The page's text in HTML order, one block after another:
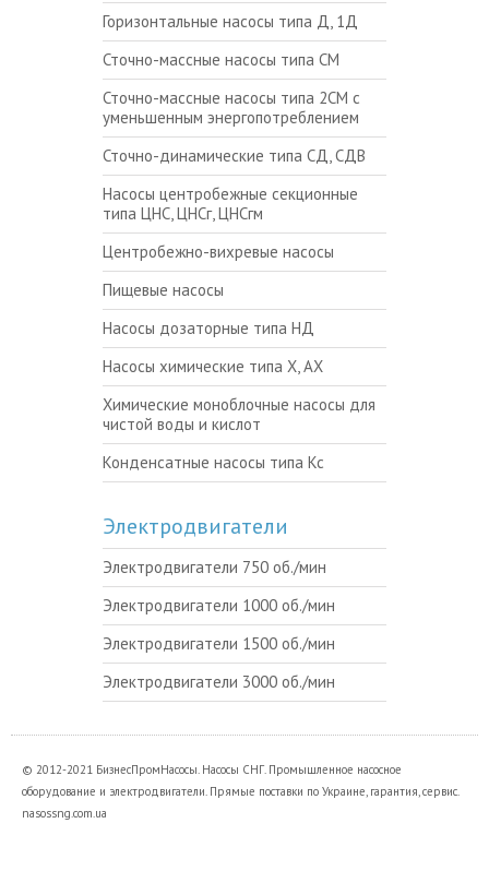
Горизонтальные насосы типа Д, 1Д
Сточно-массные насосы типа СМ
Сточно-массные насосы типа 2СМ с
уменьшенным энергопотреблением
Сточно-динамические типа СД, СДВ
Насосы центробежные секционные
типа ЦНС, ЦНСг, ЦНСгм
Центробежно-вихревые насосы
Пищевые насосы
Насосы дозаторные типа НД
Насосы химические типа Х, АХ
Химические моноблочные насосы для
чистой воды и кислот
Конденсатные насосы типа Кс
Электродвигатели
Электродвигатели 750 об./мин
Электродвигатели 1000 об./мин
Электродвигатели 1500 об./мин
Электродвигатели 3000 об./мин
© 2012-2021 БизнесПромНасосы. Насосы СНГ. Промышленное насосное
оборудование и электродвигатели. Прямые поставки по Украине, гарантия, сервис.
nasossng.com.ua